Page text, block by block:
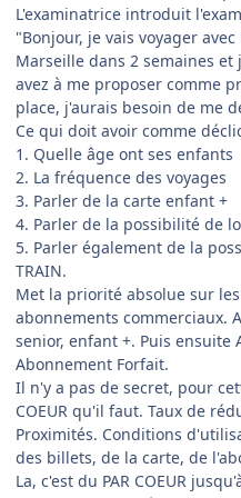
L'examinatrice introduit
"Bonjour, je vais voyager
Marseille dans 2 semaines et
avez à me proposer comme
place, j'aurais besoin de me
Ce qui doit avoir comme
1. Quelle âge ont ses enfants
2. La fréquence des voyages
3. Parler de la carte enfant +
4. Parler de la possibilité de
5. Parler également de la
TRAIN.
Met la priorité absolue sur
abonnements commerciaux.
senior, enfant +. Puis ensuite
Abonnement Forfait.
Il n'y a pas de secret, pour
COEUR qu'il faut. Taux de
Proximités. Conditions
des billets, de la carte, de
La, c'est du PAR COEUR